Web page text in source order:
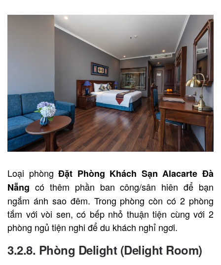
Loại phòngĐặt Phòng Khách Sạn Alacarte Đà
Nẵng có thêm phần ban công/sân hiên để bạn
ngắm ánh sao đêm. Trong phòng còn có 2 phòng
tắm với vòi sen, có bếp nhỏ thuận tiện cùng với 2
phòng ngủ tiện nghi để du khách nghỉ ngơi.
3.2.8. Phòng Delight (Delight Room)